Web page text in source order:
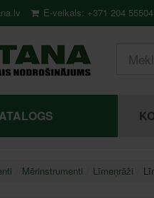
E-veikals: +371 204 55504
Mērinstrumenti Līmeņrāži